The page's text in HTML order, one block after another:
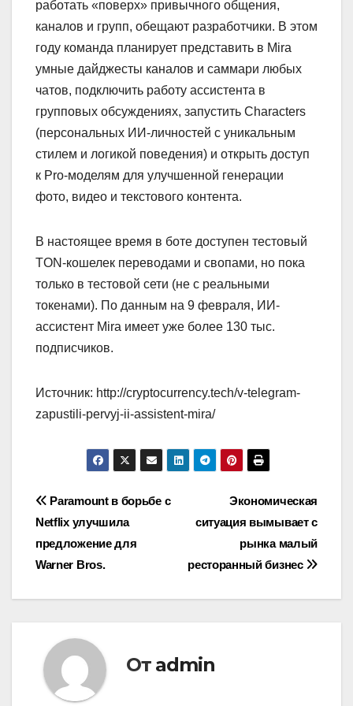
работать «поверх» привычного общения,
каналов и групп, обещают разработчики. В этом
году команда планирует представить в Mira
умные дайджесты каналов и саммари любых
чатов, подключить работу ассистента в
групповых обсуждениях, запустить Characters
(персональных ИИ-личностей с уникальным
стилем и логикой поведения) и открыть доступ
к Pro-моделям для улучшенной генерации
фото, видео и текстового контента.
В настоящее время в боте доступен тестовый
TON-кошелек переводами и свопами, но пока
только в тестовой сети (не с реальными
токенами). По данным на 9 февраля, ИИ-
ассистент Mira имеет уже более 130 тыс.
подписчиков.
Источник: http://cryptocurrency.tech/v-telegram-
zapustili-pervyj-ii-assistent-mira/
Навигация
по
записям
Экономическая
ситуация вымывает с
рынка малый
ресторанный бизнес
Paramount в борьбе с
Netflix улучшила
предложение для
Warner Bros.
От admin